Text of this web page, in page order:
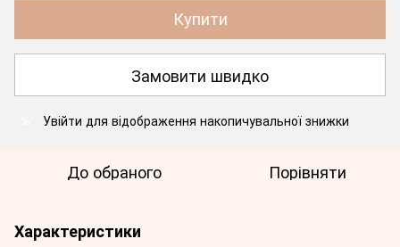
Купити
Замовити швидко
Увійти для відображення накопичувальної знижки
До обраного Порівняти
Характеристики